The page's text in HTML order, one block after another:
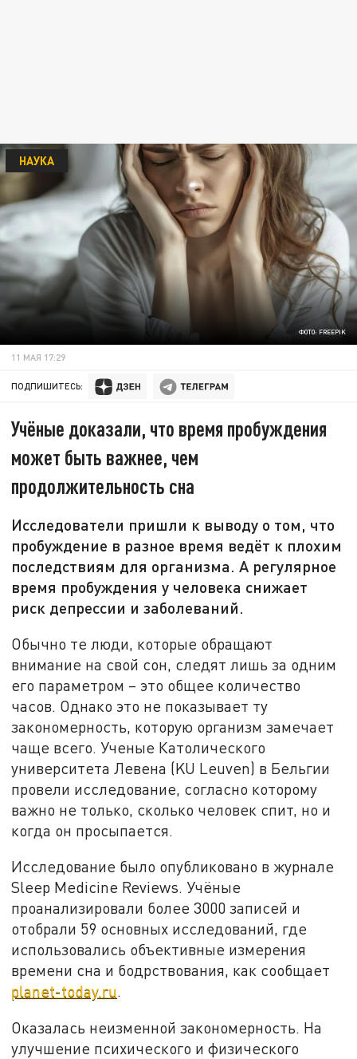
ФОТО: FREEPIK
НАУКА
11 МАЯ 17:29
ПОДПИШИТЕСЬ:
Учёные доказали, что время пробуждения
может быть важнее, чем
продолжительность сна
Исследователи пришли к выводу о том, что
пробуждение в разное время ведёт к плохим
последствиям для организма. А регулярное
время пробуждения у человека снижает
риск депрессии и заболеваний.
Обычно те люди, которые обращают
внимание на свой сон, следят лишь за одним
его параметром – это общее количество
часов. Однако это не показывает ту
закономерность, которую организм замечает
чаще всего. Ученые Католического
университета Левена (KU Leuven) в Бельгии
провели исследование, согласно которому
важно не только, сколько человек спит, но и
когда он просыпается.
Исследование было опубликовано в журнале
Sleep Medicine Reviews. Учёные
проанализировали более 3000 записей и
отобрали 59 основных исследований, где
использовались объективные измерения
времени сна и бодрствования, как сообщает
planet-today.ru.
Оказалась неизменной закономерность. На
улучшение психического и физического